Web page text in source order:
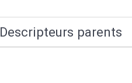
Descripteurs parents